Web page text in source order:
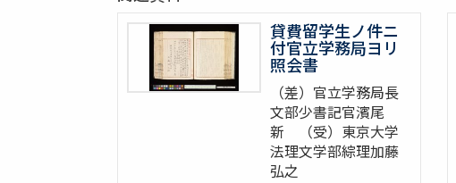
貸費留学生ノ件ニ
付官立学務局ヨリ
照会書
（差）官立学務局長
文部少書記官濱尾
新 （受）東京大学
法理文学部綜理加藤
弘之